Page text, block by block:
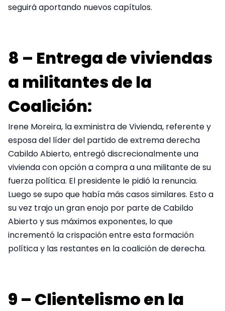
seguirá aportando nuevos capítulos.
8 – Entrega de viviendas
a militantes de la
Coalición:
Irene Moreira, la exministra de Vivienda, referente y
esposa del líder del partido de extrema derecha
Cabildo Abierto, entregó discrecionalmente una
vivienda con opción a compra a una militante de su
fuerza política. El presidente le pidió la renuncia.
Luego se supo que había más casos similares. Esto a
su vez trajo un gran enojo por parte de Cabildo
Abierto y sus máximos exponentes, lo que
incrementó la crispación entre esta formación
política y las restantes en la coalición de derecha.
9 – Clientelismo en la